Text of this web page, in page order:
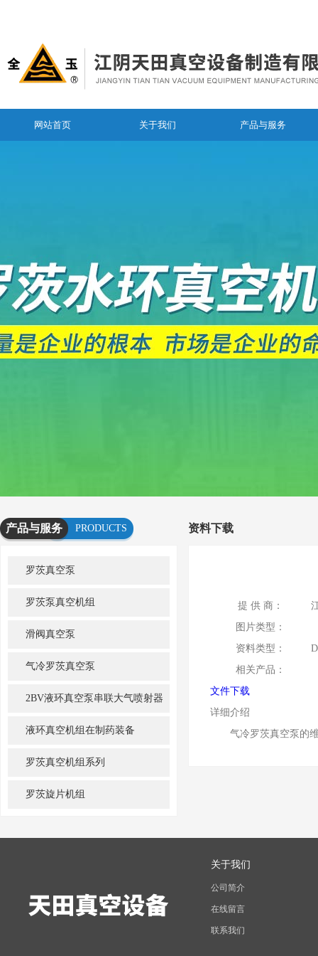
网站首页 关于我们 产品与服务
产品与服务
PRODUCTS
罗茨真空泵
罗茨泵真空机组
滑阀真空泵
气冷罗茨真空泵
2BV液环真空泵串联大气喷射器
机组液环真空机组在制药装备
罗茨真空机组系列
罗茨旋片机组
资料下载
提 供 商：
图片类型：
资料类型：
相关产品：
文件下载
详细介绍
气冷罗茨真空泵的维
关于我们
公司简介
在线留言
联系我们